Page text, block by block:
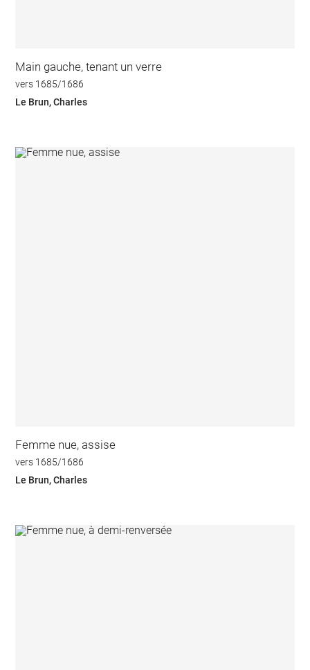
Main gauche, tenant un verre
vers 1685/1686
Le Brun, Charles
Femme nue, assise
vers 1685/1686
Le Brun, Charles